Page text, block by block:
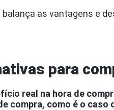
as vantagens e
para
real na hora de
compra, como é o caso